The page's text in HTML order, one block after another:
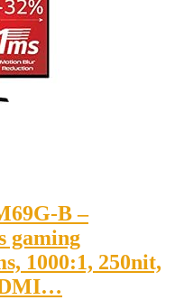
B –
gaming
1000:1, 250nit,